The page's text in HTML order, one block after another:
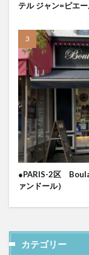
テル ジャン=ピエ
●PARIS-2区
ァンドール）
カテゴリー